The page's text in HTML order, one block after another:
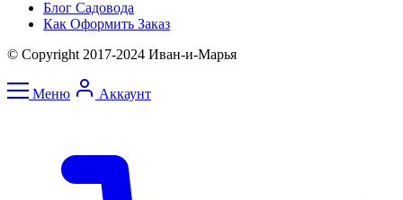
Блог Садовода
Как Оформить Заказ
© Copyright 2017-2024 Иван-и-Марья
Меню Аккаунт